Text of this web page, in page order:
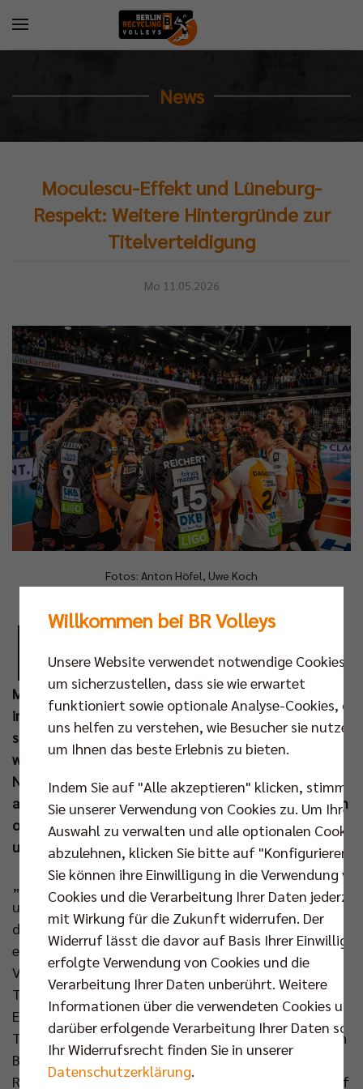
News
Moculescu-Effekt und Lüneburg-
Respekt: Weitere Hintergründe zur
Titelverteidigung
Mo 11.05.2026
Fotos: Anton Höfel, Uwe Koch
N och ist die Feierlaune bei den Berlin
Mittwoch wird der alte und neue Deutsche
Meister vom Regierenden Bürgermeister Kai Wegner
im Roten Rathaus empfangen. Erst danach trennen
sich die Wege des BR Volleys Teams 2025/26 und es
warten Sommerpause oder Pflichten mit der
Nationalmannschaft. Beim Abschied von den Fans
am Samstag ließ Kaweh Niroomand noch mit dem ein
oder anderen Detail zum Titelgewinn aufhorchen –
unter anderem mit der Rolle von Stelian Moculescu.
„Ich habe ihn vor dem Start der Playoffs angerufen
und um Hilfe gebeten“, sorgte Kaweh Niroomand bei
den Gästen auf der Saisonabschlussfeier für viele
erstaunte Gesichter. „Ihn“, damit meinte der BR
Volleys Geschäftsführer niemand Geringeren als
Trainer-Legende Stelian Moculescu. „Stelian kam ab
Ende März, als die Mannschaft wieder vollständige
Trainingswochen absolvieren konnte, mehrfach nach
Berlin. Er hat den Spielern neue Impulse gegeben und
Reize gesetzt. So eine Persönlichkeit hat Wirkung auf
Willkommen bei BR Volleys
Unsere Website verwendet notwendige Cookies,
um sicherzustellen, dass sie wie erwartet
funktioniert sowie optionale Analyse-Cookies, die
uns helfen zu verstehen, wie Besucher sie nutzen,
um Ihnen das beste Erlebnis zu bieten.
Indem Sie auf "Alle akzeptieren" klicken, stimmen
Sie unserer Verwendung von Cookies zu. Um Ihre
Auswahl zu verwalten und alle optionalen Cookies
abzulehnen, klicken Sie bitte auf "Konfigurieren".
Sie können ihre Einwilligung in die Verwendung
Cookies und die Verarbeitung Ihrer Daten
mit Wirkung für die Zukunft widerrufen. Der
Widerruf lässt die davor auf Basis Ihrer
erfolgte Verwendung von Cookies und die
Verarbeitung Ihrer Daten unberührt. Weitere
Informationen über die verwendeten Cookies und
darüber erfolgende Verarbeitung Ihrer Daten
Ihr Widerrufsrecht finden Sie in unserer
Datenschutzerklärung.